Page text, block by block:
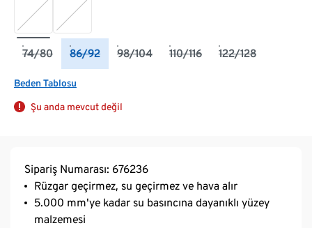
74/80 86/92 98/104 110/116 122/128
Beden Tablosu
Şu anda mevcut değil
Sipariş Numarası: 676236
Rüzgar geçirmez, su geçirmez ve hava alır
5.000 mm'ye kadar su basıncına dayanıklı yüzey
malzemesi